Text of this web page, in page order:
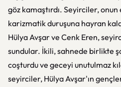
göz kamaştırdı. Seyirciler,
karizmatik duruşuna hayran
Hülya Avşar ve Cenk Eren,
sundular. İkili, sahnede birlikte
coşturdu ve geceyi unutulmaz
seyirciler, Hülya Avşar'ın